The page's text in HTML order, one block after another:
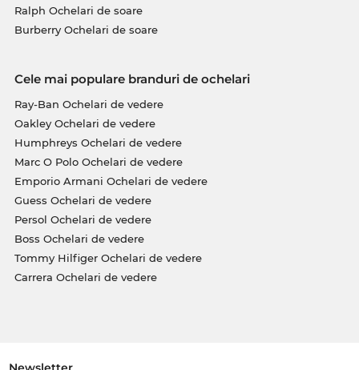
Ralph Ochelari de soare
Burberry Ochelari de soare
Cele mai populare branduri de ochelari
Ray-Ban Ochelari de vedere
Oakley Ochelari de vedere
Humphreys Ochelari de vedere
Marc O Polo Ochelari de vedere
Emporio Armani Ochelari de vedere
Guess Ochelari de vedere
Persol Ochelari de vedere
Boss Ochelari de vedere
Tommy Hilfiger Ochelari de vedere
Carrera Ochelari de vedere